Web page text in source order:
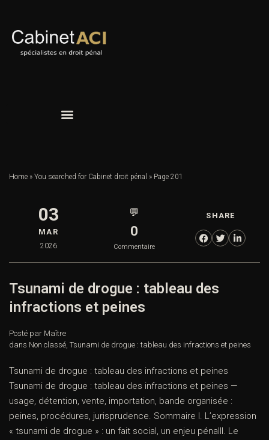
Home » You searched for Cabinet droit pénal » Page 201
03
MAR
2026
💬
0
Commentaire
SHARE
Tsunami de drogue : tableau des
infractions et peines
Posté par Maître
dans Non classé, Tsunami de drogue : tableau des infractions et peines
Tsunami de drogue : tableau des infractions et peines
Tsunami de drogue : tableau des infractions et peines —
usage, détention, vente, importation, bande organisée :
peines, procédures, jurisprudence. Sommaire I. L’expression
« tsunami de drogue » : un fait social, un enjeu pénalII. Le